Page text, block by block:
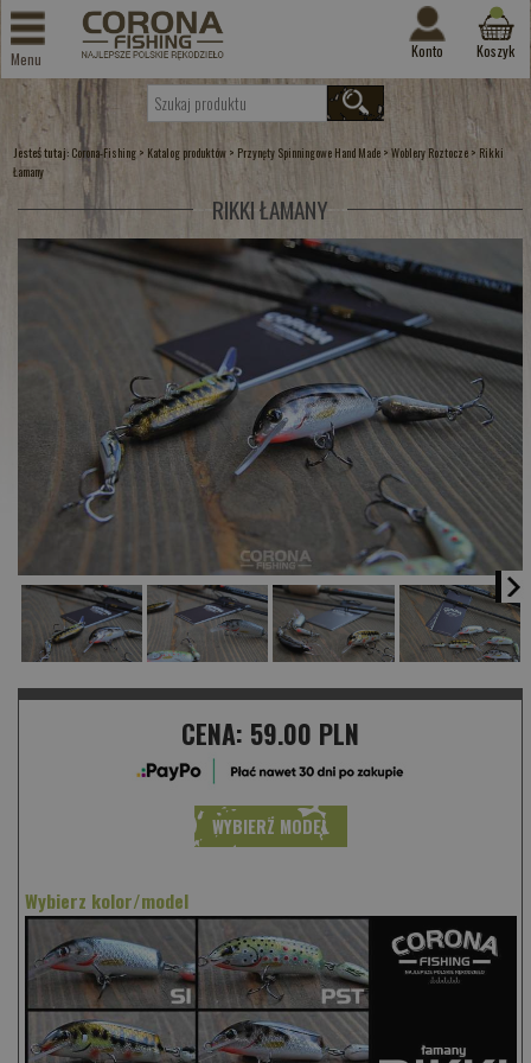
Menu Konto Koszyk
Jesteś tutaj: Corona-Fishing > Katalog produktów > Przynęty Spinningowe Hand Made >Woblery Roztocze > Rikki
Łamany
RIKKI ŁAMANY
CENA: 59.00 PLN
WYBIERZ MODEL
Wybierz kolor/model